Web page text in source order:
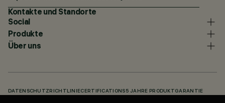
Kontakte und Standorte
Social
Produkte
Über uns
DATENSCHUTZRICHTLINIECERTIFICATIONS 5 JAHRE PRODUKTGARANTIE